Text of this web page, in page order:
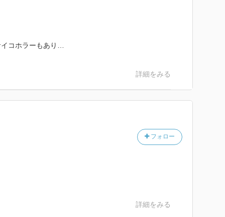
コホラーもあり…
詳細をみる
フォロー
詳細をみる